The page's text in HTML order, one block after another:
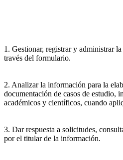
1. Gestionar, registrar y administrar
través del formulario.
2. Analizar la información para la
documentación de casos de estudio,
académicos y científicos, cuando
3. Dar respuesta a solicitudes,
por el titular de la información.